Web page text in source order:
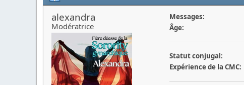
alexandra
Modératrice
Messages:
Âge:
Statut conjugal:
Expérience de la CMC: